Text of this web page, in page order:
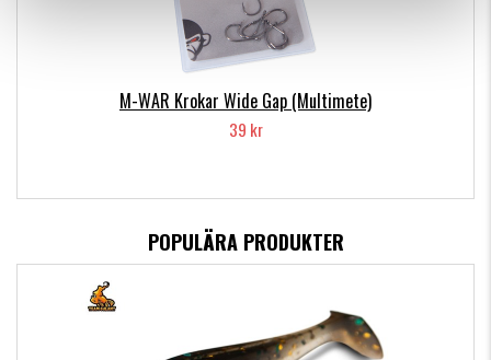
M-WAR Krokar Wide Gap (Multimete)
39 kr
POPULÄRA PRODUKTER